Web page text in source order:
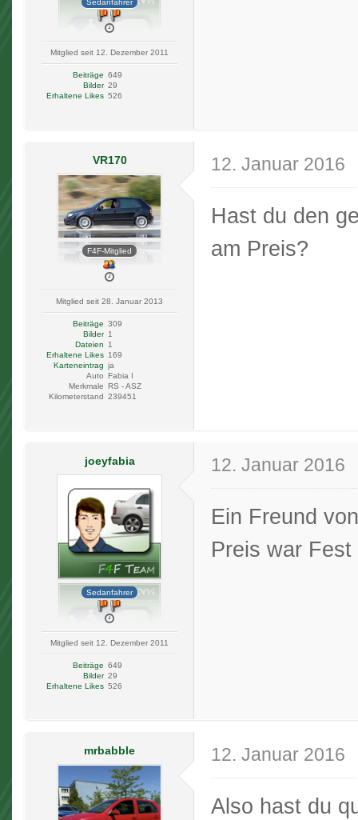
Sedanfahrer
Mitglied seit 12. Dezember 2011
Beiträge 649
Bilder 29
Erhaltene Likes 526
VR170
F4F-Mitglied
Mitglied seit 28. Januar 2013
Beiträge 309
Bilder 1
Dateien 1
Erhaltene Likes 169
Karteneintrag ja
Auto
Fabia I
Merkmale
RS - ASZ
Kilometerstand
239451
12. Januar 2016
Hast du den
am Preis?
joeyfabia
Sedanfahrer
Mitglied seit 12. Dezember 2011
Beiträge 649
Bilder 29
Erhaltene Likes 526
12. Januar 2016
Ein Freund
Preis war
mrbabble 12. Januar 2016
Also hast du